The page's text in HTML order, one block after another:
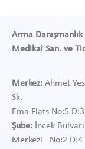
Arma
Medikal San. ve
Merkez: Ahmet
Sk.
Ema Flats No:5
Şube: İncek
Merkezi
No:2